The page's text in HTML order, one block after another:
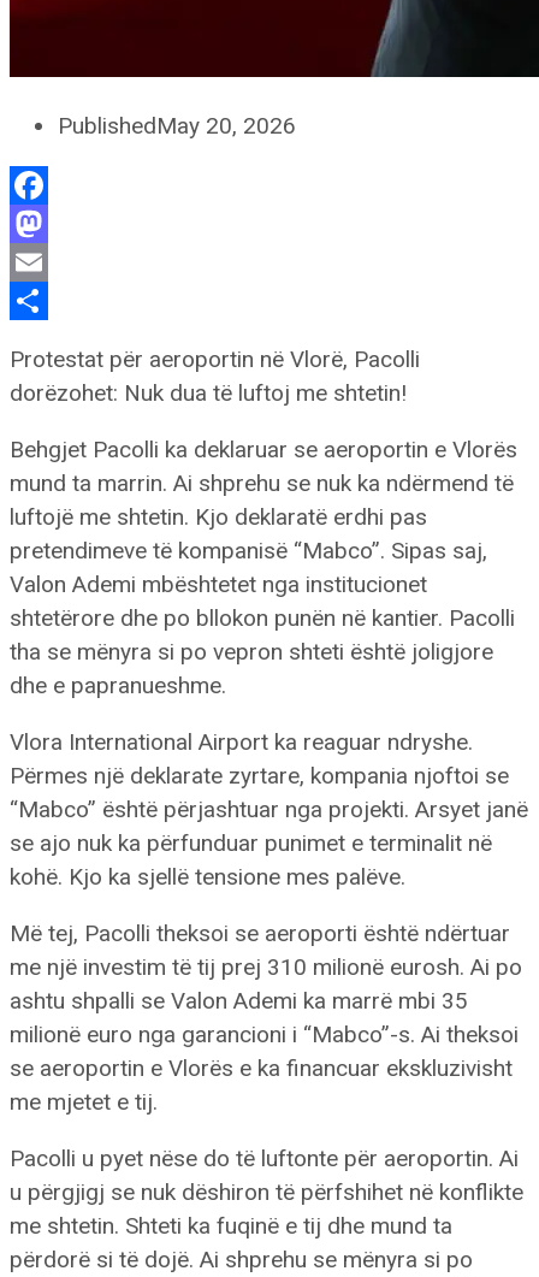
PublishedMay 20, 2026
Facebook
Mastodon
Email
Protestat për aeroportin në Vlorë, Pacolli
dorëzohet: Nuk dua të luftoj me shtetin!
Behgjet Pacolli ka deklaruar se aeroportin e Vlorës
mund ta marrin. Ai shprehu se nuk ka ndërmend të
luftojë me shtetin. Kjo deklaratë erdhi pas
pretendimeve të kompanisë “Mabco”. Sipas saj,
Valon Ademi mbështetet nga institucionet
shtetërore dhe po bllokon punën në kantier. Pacolli
tha se mënyra si po vepron shteti është joligjore
dhe e papranueshme.
Vlora International Airport ka reaguar ndryshe.
Përmes një deklarate zyrtare, kompania njoftoi se
“Mabco” është përjashtuar nga projekti. Arsyet janë
se ajo nuk ka përfunduar punimet e terminalit në
kohë. Kjo ka sjellë tensione mes palëve.
Më tej, Pacolli theksoi se aeroporti është ndërtuar
me një investim të tij prej 310 milionë eurosh. Ai po
ashtu shpalli se Valon Ademi ka marrë mbi 35
milionë euro nga garancioni i “Mabco”-s. Ai theksoi
se aeroportin e Vlorës e ka financuar ekskluzivisht
me mjetet e tij.
Pacolli u pyet nëse do të luftonte për aeroportin. Ai
u përgjigj se nuk dëshiron të përfshihet në konflikte
me shtetin. Shteti ka fuqinë e tij dhe mund ta
përdorë si të dojë. Ai shprehu se mënyra si po